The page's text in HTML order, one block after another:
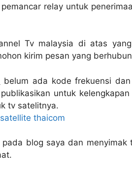
relay untuk
Tv malaysia di atas
kirim pesan yang
belum ada kode frekuensi
untuk
tv satelitnya.
thaicom
blog saya dan menyimak